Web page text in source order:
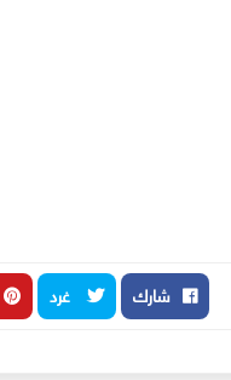
شارك غرد